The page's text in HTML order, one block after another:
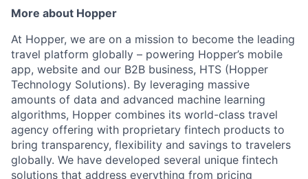
More about Hopper
At Hopper, we are on a mission to become the leading
travel platform globally – powering Hopper’s mobile
app, website and our B2B business, HTS (Hopper
Technology Solutions). By leveraging massive
amounts of data and advanced machine learning
algorithms, Hopper combines its world-class travel
agency offering with proprietary fintech products to
bring transparency, flexibility and savings to travelers
globally. We have developed several unique fintech
solutions that address everything from pricing